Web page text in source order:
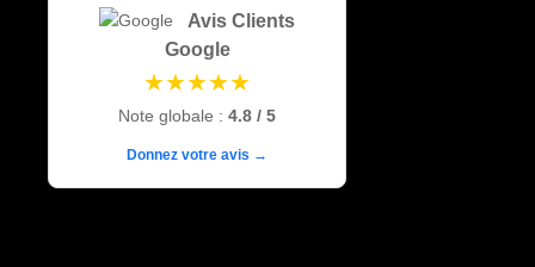
Avis Clients
Google
★★★★★
Note globale : 4.8 / 5
Donnez votre avis →